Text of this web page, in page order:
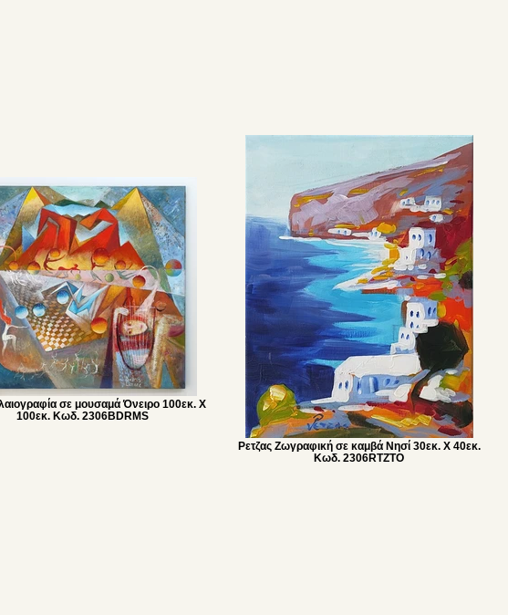
σε μουσαμά Όνειρο 100εκ. Χ
100εκ. Κωδ. 2306BDRMS
Ρετζας Ζωγραφική σε καμβά Nησί 30εκ. Χ 40εκ.
Κωδ. 2306RTZTO